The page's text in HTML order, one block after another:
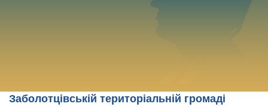
Заболотцівській територіальній громаді